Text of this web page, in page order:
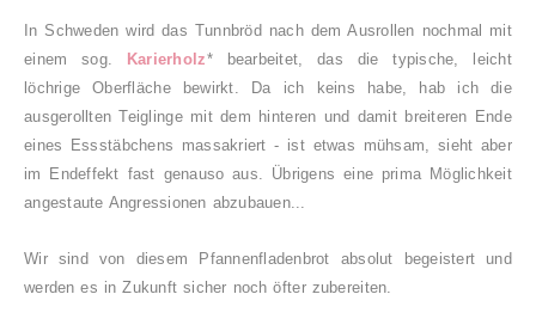
In Schweden wird das Tunnbröd nach dem Ausrollen nochmal mit
einem sog.
Karierholz* bearbeitet, das die typische, leicht
löchrige Oberfläche bewirkt. Da ich keins habe, hab ich die
ausgerollten Teiglinge mit dem hinteren und damit breiteren Ende
eines Essstäbchens massakriert - ist etwas mühsam, sieht aber
im Endeffekt fast genauso aus. Übrigens eine prima Möglichkeit
angestaute Angressionen abzubauen...
Wir sind von diesem Pfannenfladenbrot absolut begeistert und
werden es in Zukunft sicher noch öfter zubereiten.